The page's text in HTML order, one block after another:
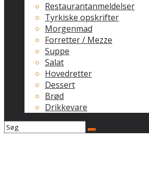
Restaurantanmeldelser
Tyrkiske opskrifter
Morgenmad
Forretter / Mezze
Suppe
Salat
Hovedretter
Dessert
Brød
Drikkevare